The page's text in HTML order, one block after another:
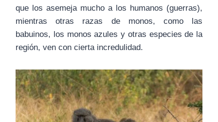
que los asemeja mucho a los humanos (guerras),
mientras otras razas de monos, como las
babuinos, los monos azules y otras especies de la
región, ven con cierta incredulidad.